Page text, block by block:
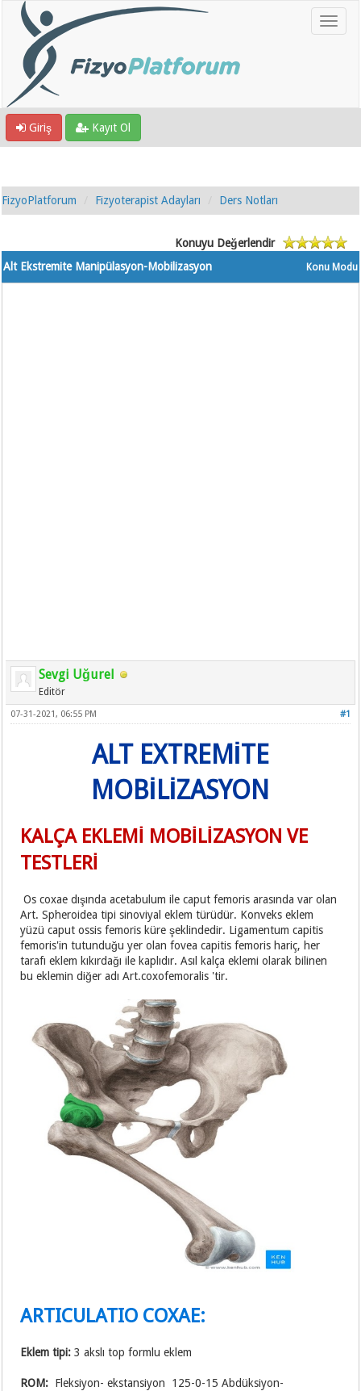
Giriş Kayıt Ol
FizyoPlatforum Fizyoterapist Adayları Ders Notları
Konuyu Değerlendir
Konu Modu
Alt Ekstremite Manipülasyon-Mobilizasyon
Sevgi Uğurel
Editör
#1
07-31-2021, 06:55 PM
ALT EXTREMİTE
MOBİLİZASYON
KALÇA EKLEMİ MOBİLİZASYON VE
TESTLERİ
Os coxae dışında acetabulum ile caput femoris arasında var olan
Art. Spheroidea tipi sinoviyal eklem türüdür. Konveks eklem
yüzü caput ossis femoris küre şeklindedir. Ligamentum capitis
femoris'in tutunduğu yer olan fovea capitis femoris hariç, her
tarafı eklem kıkırdağı ile kaplıdır. Asıl kalça eklemi olarak bilinen
bu eklemin diğer adı Art.coxofemoralis 'tir.
ARTICULATIO COXAE:
Eklem tipi:3 akslı top formlu eklem
ROM: Fleksiyon- ekstansiyon 125-0-15 Abdüksiyon-